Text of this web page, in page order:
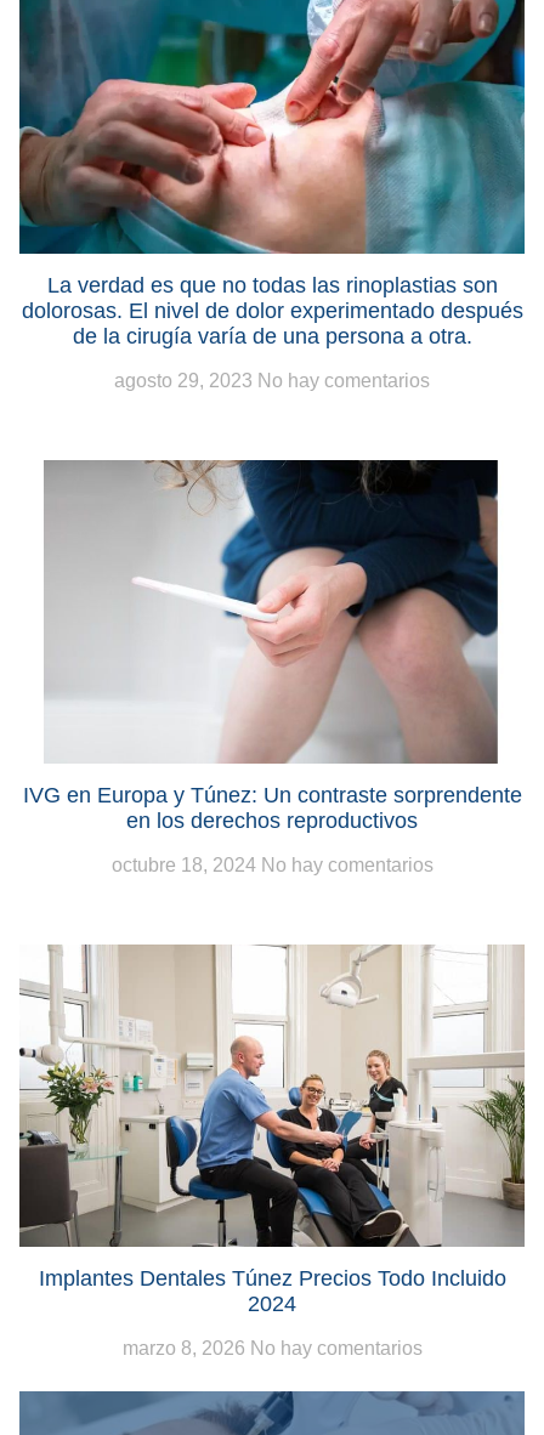
La verdad es que no todas las rinoplastias son
dolorosas. El nivel de dolor experimentado después
de la cirugía varía de una persona a otra.
agosto 29, 2023 No hay comentarios
IVG en Europa y Túnez: Un contraste sorprendente
en los derechos reproductivos
octubre 18, 2024 No hay comentarios
Implantes Dentales Túnez Precios Todo Incluido
2024
marzo 8, 2026 No hay comentarios